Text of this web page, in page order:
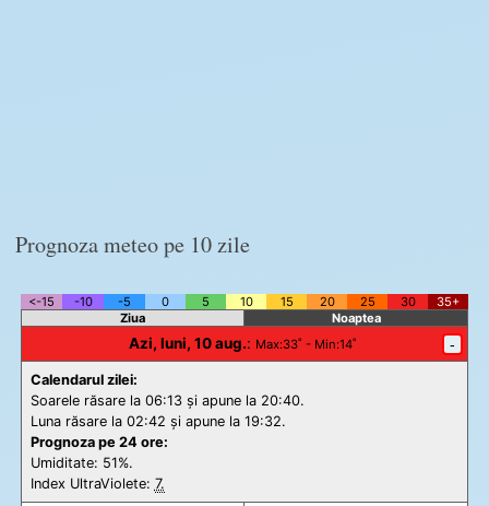
Prognoza meteo pe 10 zile
<-15 -10 -5 0 5 10 15 20 25 30
35+
Ziua
Noaptea
Azi, luni, 10 aug.: Max:33˚ - Min:14˚ -
Calendarul zilei:
Soarele răsare la 06:13 și apune la 20:40.
Luna răsare la 02:42 și apune la 19:32.
Prognoza pe 24 ore:
Umiditate: 51%.
Index UltraViolete: 7.